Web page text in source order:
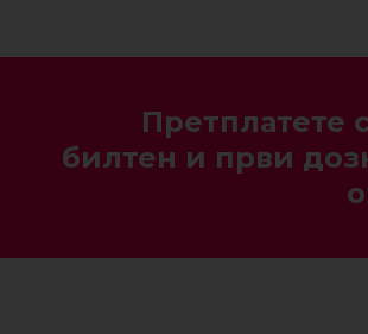
Претплатете
билтен и први